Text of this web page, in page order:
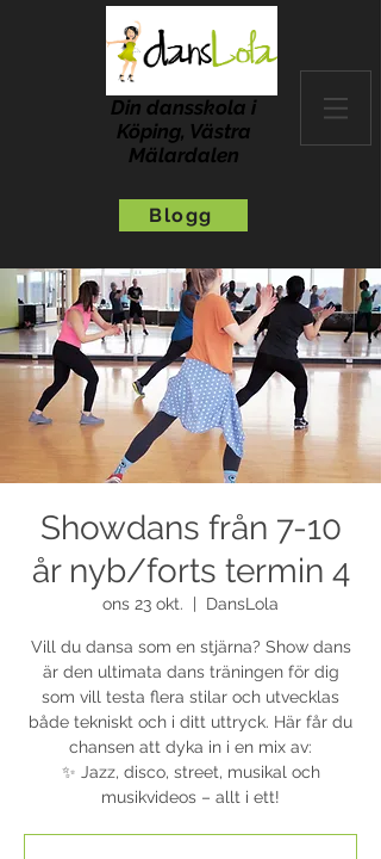
Din dansskola i
Köping, Västra
Mälardalen
Blogg
Showdans från 7-10
år nyb/forts termin 4
ons 23 okt. DansLola
Vill du dansa som en stjärna? Show dans
är den ultimata dans träningen för dig
som vill testa flera stilar och utvecklas
både tekniskt och i ditt uttryck. Här får du
chansen att dyka in i en mix av:
✨ Jazz, disco, street, musikal och
musikvideos – allt i ett!